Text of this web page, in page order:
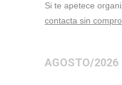
Si te apetece
contacta sin
AGOSTO/2026